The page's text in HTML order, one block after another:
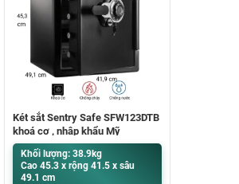
Két sắt Sentry Safe SFW123DTB
khoá cơ , nhập khẩu Mỹ
Khối lượng: 38.9kg
Cao 45.3 x rộng 41.5 x sâu
49.1 cm